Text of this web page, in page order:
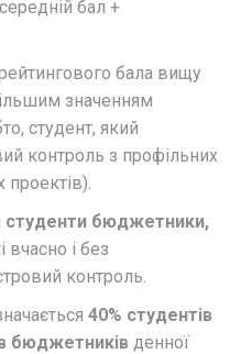
бал +
бала вищу
значенням
студент, який
контроль з профільних
проектів).
студенти бюджетники,
вчасно і без
контроль.
40% студентів
бюджетників денної